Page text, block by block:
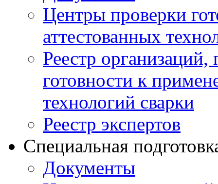
Центры проверки
аттестованных
Реестр
готовности к
технологий сварки
Реестр экспертов
Специальная
Документы